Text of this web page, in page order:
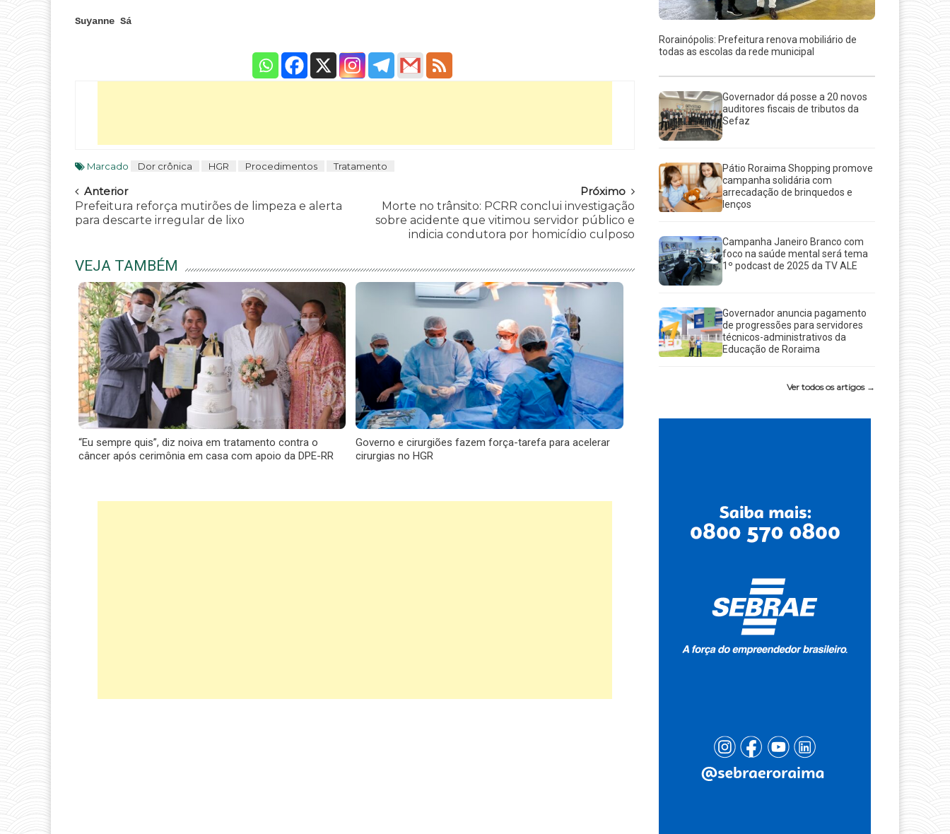
Suyanne Sá
Marcado Dor crônica HGR Procedimentos Tratamento
Navegar
Anterior
Prefeitura reforça mutirões de limpeza e alerta
para descarte irregular de lixo
Próximo
Morte no trânsito: PCRR conclui investigação
sobre acidente que vitimou servidor público e
indicia condutora por homicídio culposo
VEJA TAMBÉM
“Eu sempre quis”, diz noiva em tratamento contra o
câncer após cerimônia em casa com apoio da DPE-RR
Governo e cirurgiões fazem força-tarefa para acelerar
cirurgias no HGR
Rorainópolis: Prefeitura renova mobiliário de
todas as escolas da rede municipal
Governador dá posse a 20 novos
auditores fiscais de tributos da
Sefaz
Pátio Roraima Shopping promove
campanha solidária com
arrecadação de brinquedos e
lenços
Campanha Janeiro Branco com
foco na saúde mental será tema
1º podcast de 2025 da TV ALE
Governador anuncia pagamento
de progressões para servidores
técnicos-administrativos da
Educação de Roraima
Ver todos os artigos →